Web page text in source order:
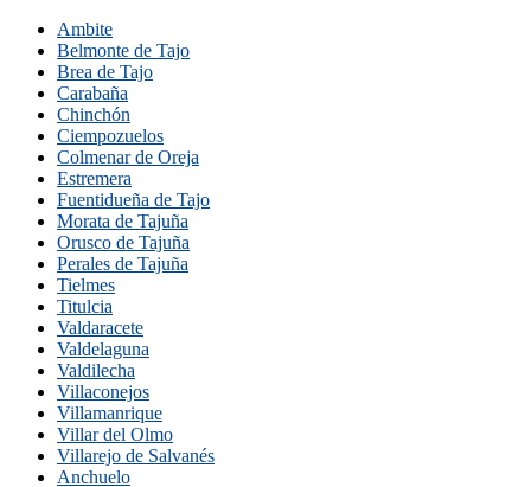
Ambite
Belmonte de Tajo
Brea de Tajo
Carabaña
Chinchón
Ciempozuelos
Colmenar de Oreja
Estremera
Fuentidueña de Tajo
Morata de Tajuña
Orusco de Tajuña
Perales de Tajuña
Tielmes
Titulcia
Valdaracete
Valdelaguna
Valdilecha
Villaconejos
Villamanrique
Villar del Olmo
Villarejo de Salvanés
Anchuelo